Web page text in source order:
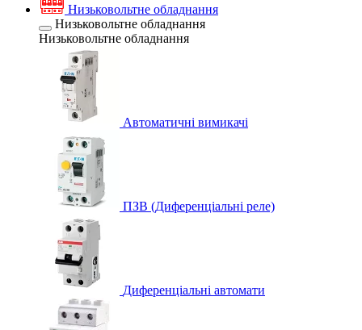
Низьковольтне обладнання
Низьковольтне обладнання
Низьковольтне обладнання
Автоматичні вимикачі
ПЗВ (Диференціальні реле)
Диференціальні автомати